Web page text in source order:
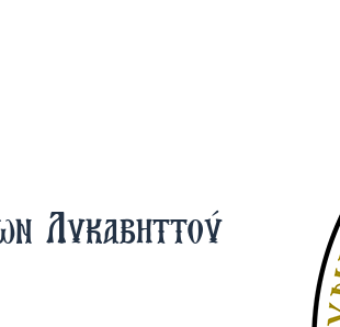
Λυκαβηττού